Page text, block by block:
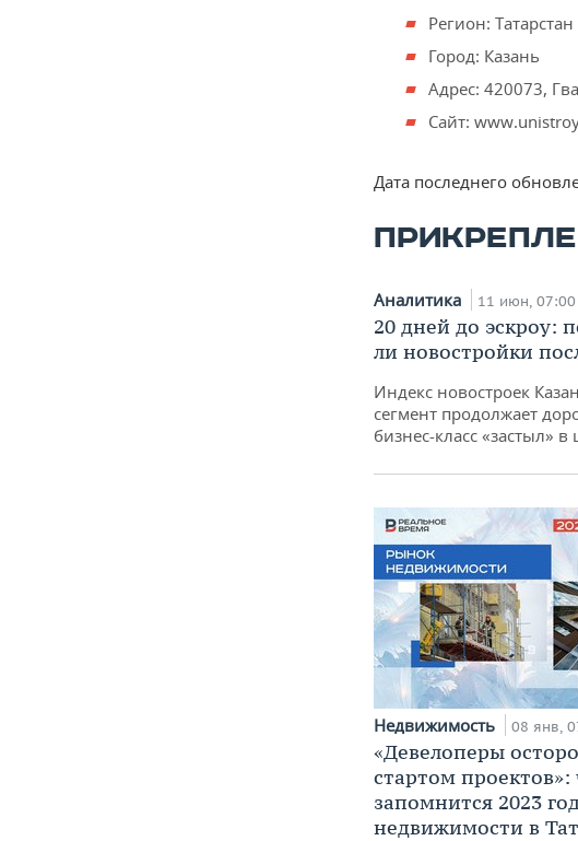
Регион: Татарстан
Город: Казань
Адрес: 420073,
Сайт:
Дата последнего
Аналитика 11 июн, 07:00
20 дней до эскроу:
ли новостройки
Индекс новостроек
сегмент продолжает
бизнес-класс «застыл» в
Недвижимость 08 янв,
«Девелоперы
стартом проектов»:
запомнится 2023
недвижимости в